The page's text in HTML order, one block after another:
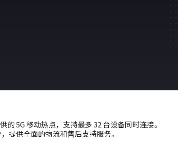
的 5G 移动热点，支持最多 32 台设备同时连接。
提供全面的物流和售后支持服务。